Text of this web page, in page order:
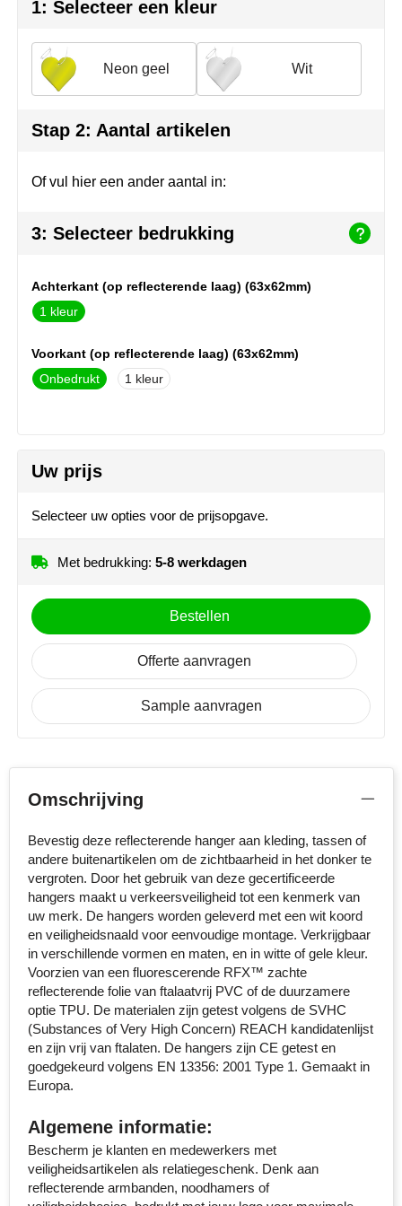
Sleutelhangers & lanyards
Snoepgoed
Tassen
Veiligheid, auto & fiets
Herr Bert Antistress
Hydro Flask
Join the pipe
Kambukka
Marvin's
Mepal
Orrefors
Parker pennen
Peekay
Skross
Sophie Muval
Stanley
Stilolinea
STORMaxi
Swiss Peak
TACX
The One Towelling
Thule
Voetbal, EK en WK
Winter
Zomer
1: Selecteer een kleur
Neon geel Wit
Stap 2: Aantal artikelen
Of vul hier een ander aantal in:
3: Selecteer bedrukking
Achterkant (op reflecterende laag) (63x62mm)
1
Voorkant (op reflecterende laag) (63x62mm)
Onbedrukt
1
Uw prijs
Selecteer uw opties voor de prijsopgave.
Met bedrukking: 5-8 werkdagen
Bestellen
Offerte aanvragen
Sample aanvragen
Omschrijving
Bevestig deze reflecterende hanger aan kleding, tassen of
andere buitenartikelen om de zichtbaarheid in het donker te
vergroten. Door het gebruik van deze gecertificeerde
hangers maakt u verkeersveiligheid tot een kenmerk van
uw merk. De hangers worden geleverd met een wit koord
en veiligheidsnaald voor eenvoudige montage. Verkrijgbaar
in verschillende vormen en maten, en in witte of gele kleur.
Voorzien van een fluorescerende RFX™ zachte
reflecterende folie van ftalaatvrij PVC of de duurzamere
optie TPU. De materialen zijn getest volgens de SVHC
(Substances of Very High Concern) REACH kandidatenlijst
en zijn vrij van ftalaten. De hangers zijn CE getest en
goedgekeurd volgens EN 13356: 2001 Type 1. Gemaakt in
Europa.
Algemene informatie:
Bescherm je klanten en medewerkers met
veiligheidsartikelen als relatiegeschenk. Denk aan
reflecterende armbanden, noodhamers of